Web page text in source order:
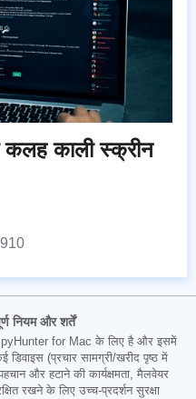
काली स्क्रीन
नियम और शर्तें
for Mac के लिए है और इसमें
(प्रचार सामग्री/खरीद पृष्ठ में
और हटाने की कार्यक्षमता, मैलवेयर
रखने के लिए उच्च-प्रदर्शन सुरक्षा